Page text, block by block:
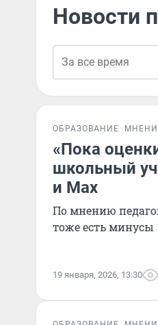
Новости
ОБРАЗОВАНИЕ
«Пока
школьный
и Max
По мнению
тоже есть минусы
19 января, 2026, 13:30